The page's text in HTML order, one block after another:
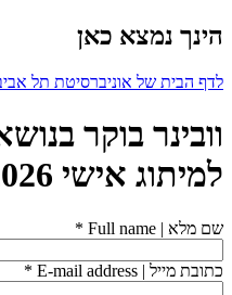
הינך נמצא כאן
לדף הבית של אוניברסיטת תל
וובינר בוקר
למיתוג אישי 9.6.2026
שם מלא | Full name *
כתובת מייל | E-mail address *